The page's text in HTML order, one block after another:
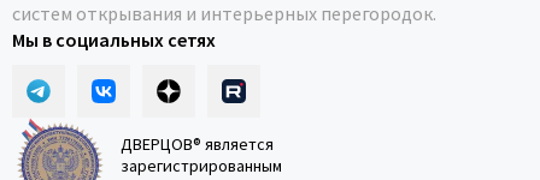
систем открывания и интерьерных перегородок.
Мы в социальных сетях
ДВЕРЦОВ® является
зарегистрированным